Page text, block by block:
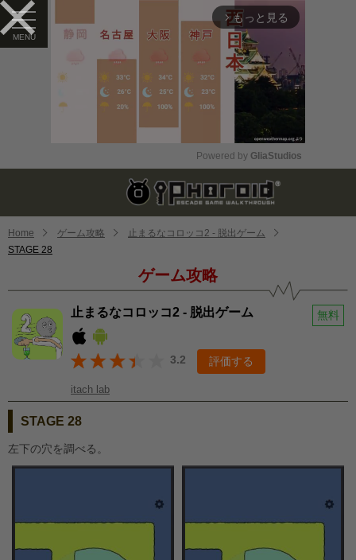
arrow_forward_ios もっと見る
Mute
Powered by GliaStudios
Home ゲーム攻略
止まるなコロッコ2 - 脱出ゲーム
STAGE 28
ゲーム攻略
止まるなコロッコ2 - 脱出ゲーム 無料
3.2 評価する
itach lab
STAGE 28
左下の穴を調べる。